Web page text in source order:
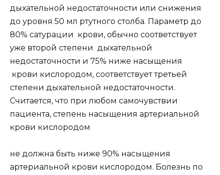
дыхательной недостаточности или снижения
до уровня 50 мл ртутного столба. Параметр до
80% сатурации крови, обычно соответствует
уже второй степени дыхательной
недостаточности и 75% ниже насыщения
крови кислородом, соответствует третьей
степени дыхательной недостаточности.
Считается, что при любом самочувствии
пациента, степень насыщения артериальной
крови кислородом
не должна быть ниже 90% насыщения
артериальной крови кислородом. Болезнь по